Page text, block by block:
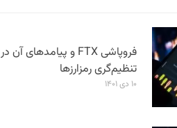
فروپاشی FTX و پیامدهای آن در
تنظیم‌گری رمزارزها
۱۰ دی ۱۴۰۱